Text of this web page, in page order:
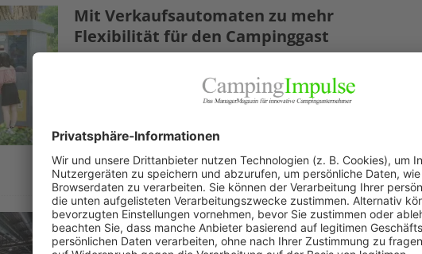
Mit Verkaufsautomaten zu mehr
Flexibilität für den Campinggast
Die recht neue Plattform Camping-Kaufhaus.com, das ist eine
Tochter der Händlergemeinschaft InterCaravaning, geht neue
Grossisten, Einzelhandel und dem Campinggast. Mit einem
innovativen Konzept aus Verkaufsautomaten und
Multifunktionsterminals[…]
Branchentermine: Das sind die
wichtigsten Messen 2025